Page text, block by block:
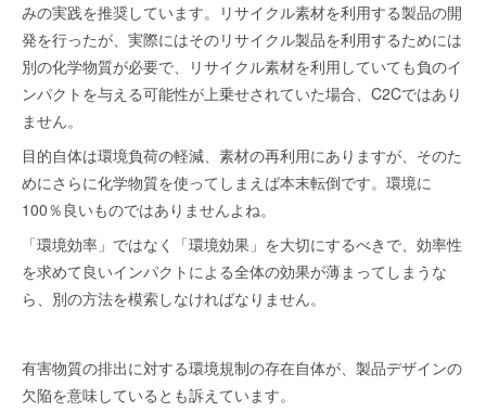
みの実践を推奨しています。リサイクル素材を利用する製品の開
発を行ったが、実際にはそのリサイクル製品を利用するためには
別の化学物質が必要で、リサイクル素材を利用していても負のイ
ンパクトを与える可能性が上乗せされていた場合、C2Cではあり
ません。
目的自体は環境負荷の軽減、素材の再利用にありますが、そのた
めにさらに化学物質を使ってしまえば本末転倒です。環境に
100％良いものではありませんよね。
「環境効率」ではなく「環境効果」を大切にするべきで、効率性
を求めて良いインパクトによる全体の効果が薄まってしまうな
ら、別の方法を模索しなければなりません。
有害物質の排出に対する環境規制の存在自体が、製品デザインの
欠陥を意味しているとも訴えています。